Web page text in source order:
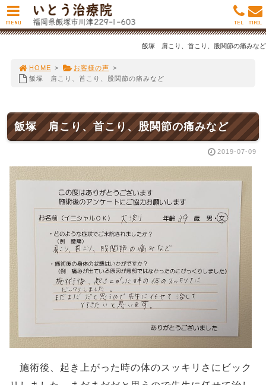
飯塚 肩こり、首こり、股関節の痛みなど
HOME > お客様の声 >
飯塚 肩こり、首こり、股関節の痛みなど
飯塚 肩こり、首こり、股関節の痛みなど
2019-07-09
施術後、起き上がった時の体のスッキリさにビック
MENU MAIL
TEL